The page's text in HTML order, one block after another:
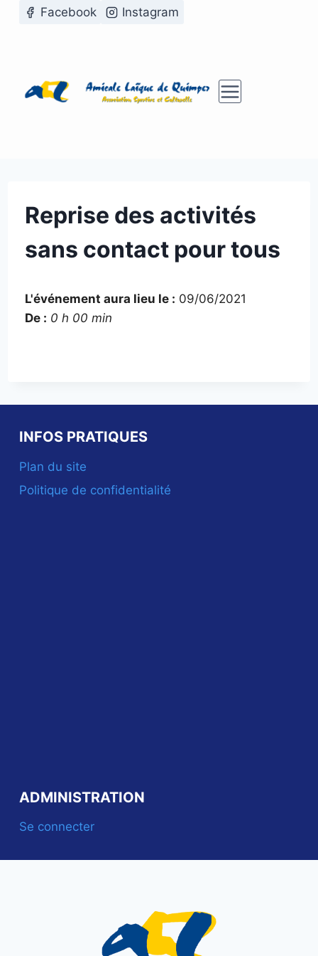
Facebook Instagram
Reprise des activités
sans contact pour tous
L'événement aura lieu le : 09/06/2021
De : 0 h 00 min
INFOS PRATIQUES
Plan du site
Politique de confidentialité
ADMINISTRATION
Se connecter